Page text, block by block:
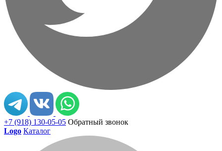
+7 (918) 130-05-05 Обратный звонок
Logo Каталог